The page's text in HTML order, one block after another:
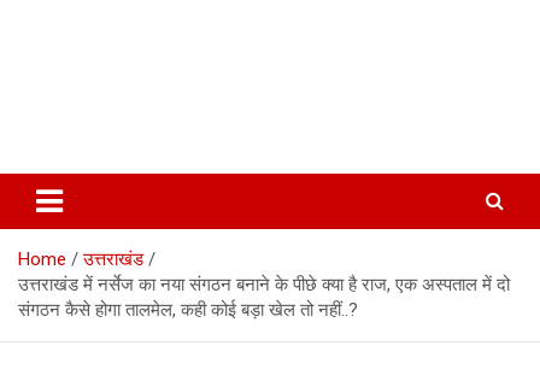
Home
उत्तराखंड
उत्तराखंड में नर्सेज का नया संगठन बनाने के पीछे क्या है राज, एक अस्पताल में दो
संगठन कैसे होगा तालमेल, कही कोई बड़ा खेल तो नहीं..?